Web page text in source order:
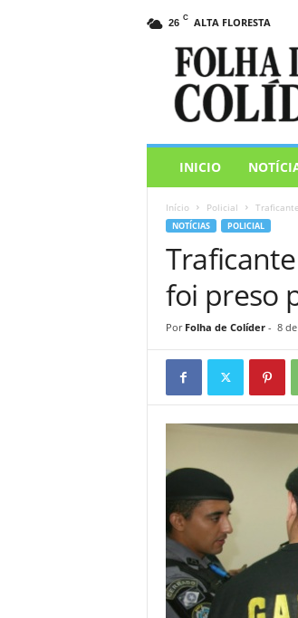
26 C ALTA FLORESTA
INICIO
Início Policial
NOTÍCIAS POLICIAL
foi preso
Por Folha de Colíder- 8